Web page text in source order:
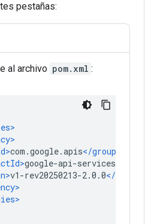
pestañas:
al archivo pom.xml :